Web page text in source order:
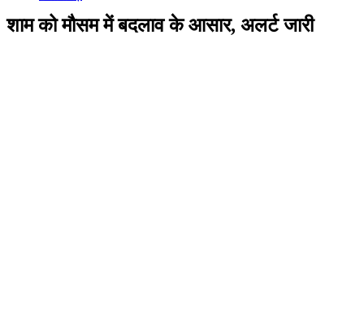
शाम को मौसम में बदलाव के आसार, अलर्ट जारी